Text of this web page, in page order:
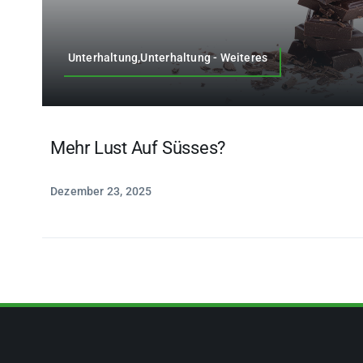
Unterhaltung,Unterhaltung - Weiteres
Mehr Lust Auf Süsses?
Dezember 23, 2025